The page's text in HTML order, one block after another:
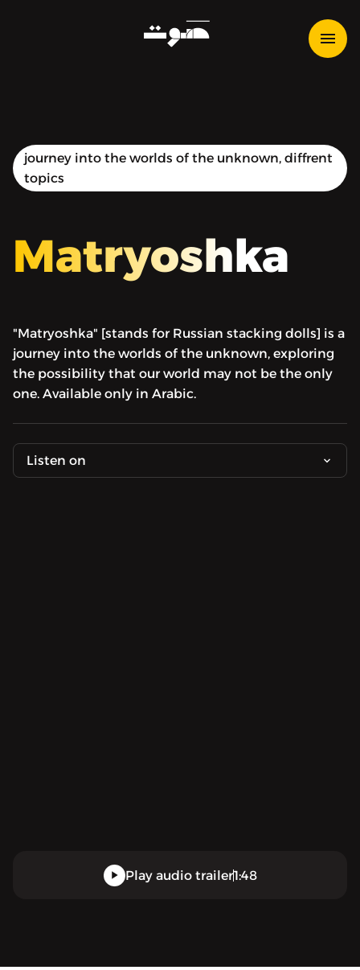
journey into the worlds of the unknown, diffrent
topics
Matryoshka
"Matryoshka" [stands for Russian stacking dolls] is a
journey into the worlds of the unknown, exploring
the possibility that our world may not be the only
one. Available only in Arabic.
Listen on
Play audio trailer1:48